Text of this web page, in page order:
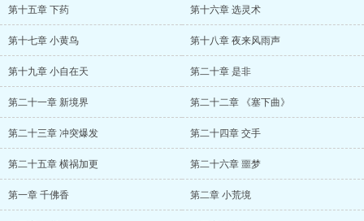
第十五章 下药 第十六章 选灵术
第十七章 小黄鸟 第十八章 夜来风雨声
第十九章 小自在天 第二十章 是非
第二十一章 新境界 第二十二章 《塞下曲》
第二十三章 冲突爆发 第二十四章 交手
第二十五章 横祸加更 第二十六章 噩梦
第一章 千佛香 第二章 小荒境